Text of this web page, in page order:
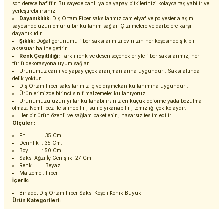
son derece hafiftir. Bu sayede canlı ya da yapay bitkilerinizi kolayca taşıyabilir ve
yerleştirebilirsiniz.
Dayanıklılık: Dış Ortam Fiber saksılarımız cam elyaf ve polyester alaşımı
sayesinde uzun ömürlü bir kullanım sağlar. Çizilmelere ve darbelere karşı
dayanıklıdır.
Şıklık: Doğal görünümü fiber saksılarımızı evinizin her köşesinde şık bir
aksesuar haline getirir.
Renk Çeşitliliği: Farklı renk ve desen seçenekleriyle fiber saksılarımız, her
türlü dekorasyona uyum sağlar.
Ürünümüz canlı ve yapay çiçek aranjmanlarına uygundur . Saksı altında
delik yoktur.
Dış Ortam Fiber saksılarımız iç ve dış mekan kullanımına uygundur .
Ürünlerimizde birinci sınıf malzemeler kullanıyoruz.
Ürünümüzü uzun yıllar kullanabilirsiniz en küçük deforme yada bozulma
olmaz. Nemli bez ile silinebilir , su ile yıkanabilir , temizliği çok kolaydır.
Her bir ürün özenli ve sağlam paketlenir , hasarsız teslim edilir .
Ölçüler :
En : 35 Cm.
Derinlik : 35 Cm.
Boy : 50 Cm.
Saksı Ağzı İç Genişlik: 27 Cm.
Renk : Beyaz
Malzeme : Fiber
İçerik:
Bir adet Dış Ortam Fiber Saksı Köşeli Konik Büyük
Ürün Kategorileri: